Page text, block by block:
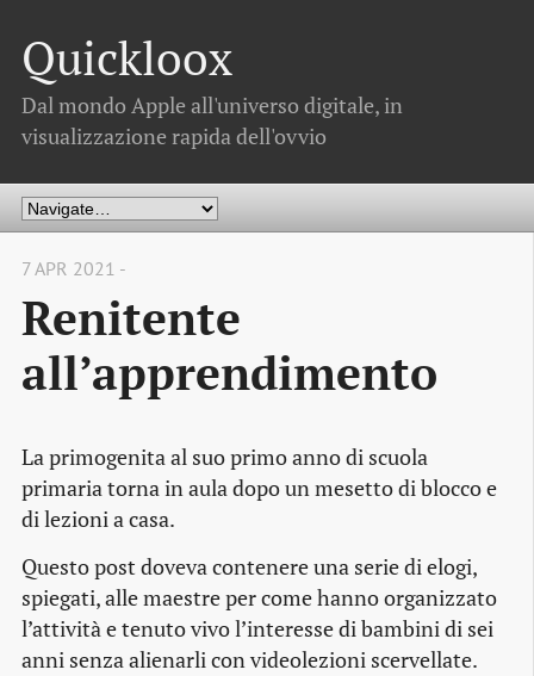
Quickloox
Dal mondo Apple all'universo digitale, in
visualizzazione rapida dell'ovvio
7 APR 2021 -
Renitente
all’apprendimento
La primogenita al suo primo anno di scuola
primaria torna in aula dopo un mesetto di blocco e
di lezioni a casa.
Questo post doveva contenere una serie di elogi,
spiegati, alle maestre per come hanno organizzato
l’attività e tenuto vivo l’interesse di bambini di sei
anni senza alienarli con videolezioni scervellate.